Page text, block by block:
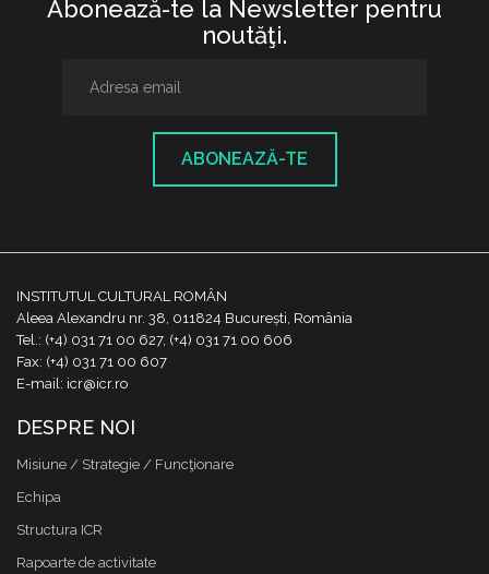
Abonează-te la Newsletter pentru
noutăţi.
ABONEAZĂ-TE
INSTITUTUL CULTURAL ROMÂN
Aleea Alexandru nr. 38, 011824 București, România
Tel.: (+4) 031 71 00 627, (+4) 031 71 00 606
Fax: (+4) 031 71 00 607
E-mail: icr@icr.ro
DESPRE NOI
Misiune / Strategie / Funcţionare
Echipa
Structura ICR
Rapoarte de activitate